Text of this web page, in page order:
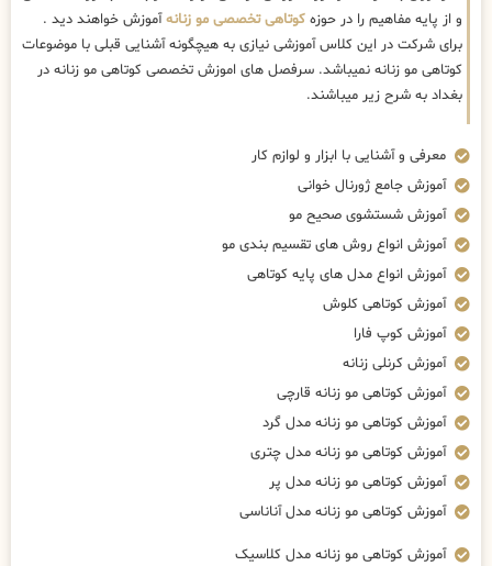
و از پایه مفاهیم را در حوزه کوتاهی تخصصی مو زنانهآموزش خواهند دید .
برای شرکت در این کلاس آموزشی نیازی به هیچگونه آشنایی قبلی با موضوعات
کوتاهی مو زنانه نمیباشد. سرفصل های اموزش تخصصی کوتاهی مو زنانه در
بغداد به شرح زیر میباشند.
معرفی و آشنایی با ابزار و لوازم کار
آموزش جامع ژورنال خوانی
آموزش شستشوی صحیح مو
آموزش انواع روش های تقسیم بندی مو
آموزش انواع مدل های پایه کوتاهی
آموزش کوتاهی کلوش
آموزش کوپ فارا
آموزش کرنلی زنانه
آموزش کوتاهی مو زنانه قارچی
آموزش کوتاهی مو زنانه مدل گرد
آموزش کوتاهی مو زنانه مدل چتری
آموزش کوتاهی مو زنانه مدل پر
آموزش کوتاهی مو زنانه مدل آناناسی
آموزش کوتاهی مو زنانه مدل کلاسیک